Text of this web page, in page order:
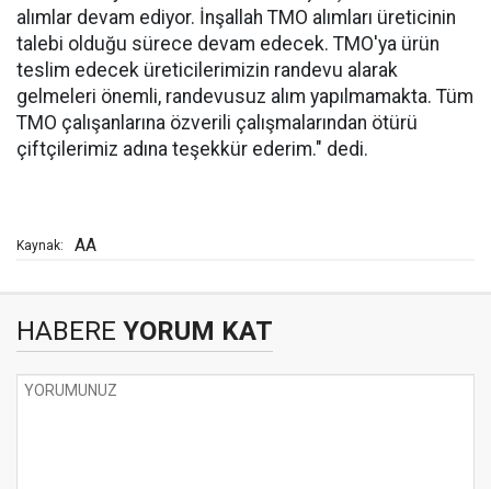
alımlar devam ediyor. İnşallah TMO alımları üreticinin
talebi olduğu sürece devam edecek. TMO'ya ürün
teslim edecek üreticilerimizin randevu alarak
gelmeleri önemli, randevusuz alım yapılmamakta. Tüm
TMO çalışanlarına özverili çalışmalarından ötürü
çiftçilerimiz adına teşekkür ederim." dedi.
Kaynak: AA
HABERE YORUM KAT